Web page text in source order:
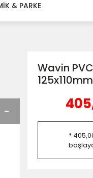
& PARKE
Wavin
*